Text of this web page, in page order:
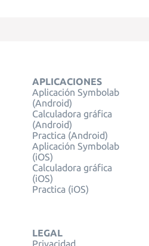
APLICACIONES
Aplicación Symbolab
(Android)
Calculadora gráfica
(Android)
Practica (Android)
Aplicación Symbolab
(iOS)
Calculadora gráfica
(iOS)
Practica (iOS)
LEGAL